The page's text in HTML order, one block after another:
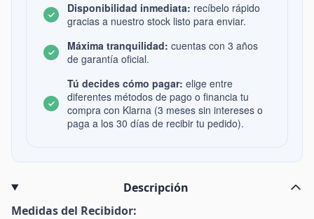
Disponibilidad inmediata: recíbelo rápido
gracias a nuestro stock listo para enviar.
Máxima tranquilidad: cuentas con 3 años
de garantía oficial.
Tú decides cómo pagar: elige entre
diferentes métodos de pago o financia tu
compra con Klarna (3 meses sin intereses o
paga a los 30 días de recibir tu pedido).
Descripción
Medidas del Recibidor: